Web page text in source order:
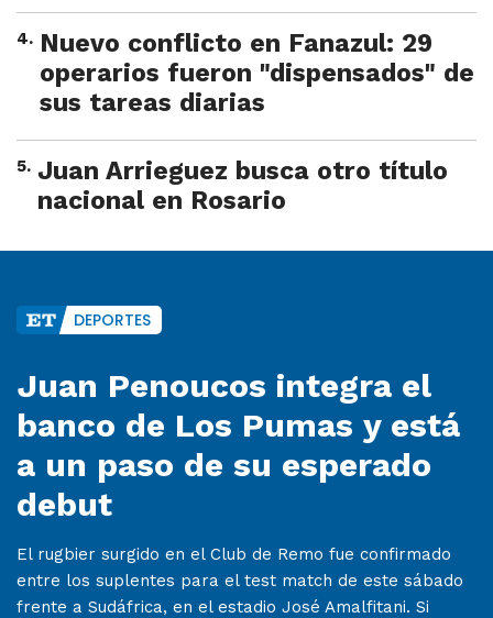
4. Nuevo conflicto en Fanazul: 29
operarios fueron "dispensados" de
sus tareas diarias
5. Juan Arrieguez busca otro título
nacional en Rosario
DEPORTES
Juan Penoucos integra el
banco de Los Pumas y está
a un paso de su esperado
debut
El rugbier surgido en el Club de Remo fue confirmado
entre los suplentes para el test match de este sábado
frente a Sudáfrica, en el estadio José Amalfitani. Si